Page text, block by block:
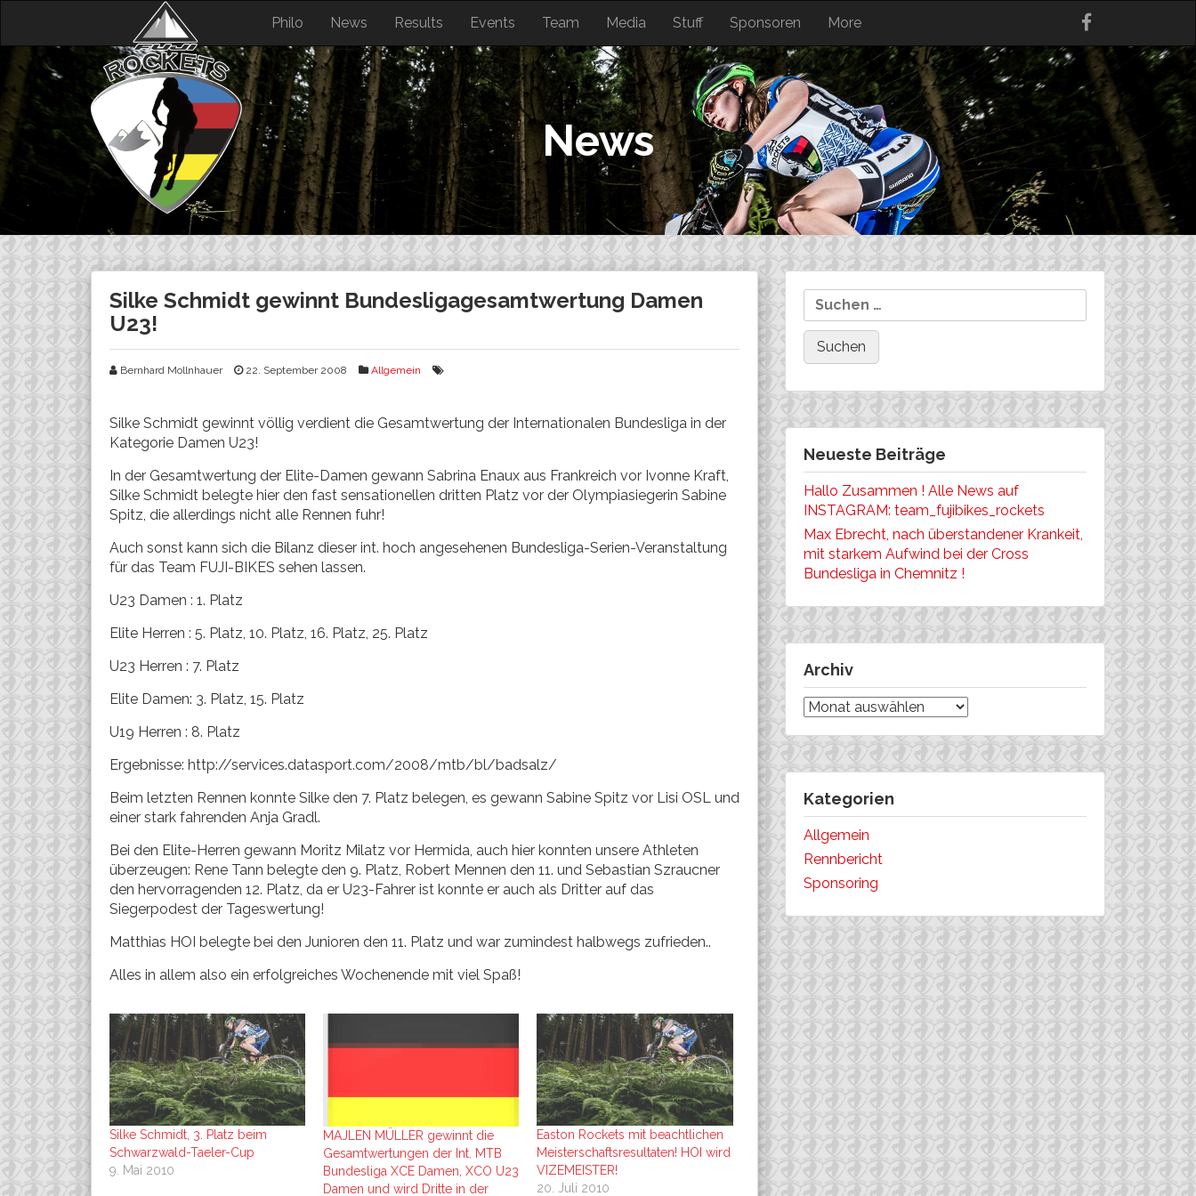
content
Philo News Results Events Team Media Stuff Sponsoren More
News
Silke Schmidt gewinnt Bundesligagesamtwertung Damen
U23!
Bernhard Mollnhauer 22. September 2008 Allgemein
Silke Schmidt gewinnt völlig verdient die Gesamtwertung der Internationalen Bundesliga in der
Kategorie Damen U23!
In der Gesamtwertung der Elite-Damen gewann Sabrina Enaux aus Frankreich vor Ivonne Kraft,
Silke Schmidt belegte hier den fast sensationellen dritten Platz vor der Olympiasiegerin Sabine
Spitz, die allerdings nicht alle Rennen fuhr!
Auch sonst kann sich die Bilanz dieser int. hoch angesehenen Bundesliga-Serien-Veranstaltung
für das Team FUJI-BIKES sehen lassen.
U23 Damen : 1. Platz
Elite Herren : 5. Platz, 10. Platz, 16. Platz, 25. Platz
U23 Herren : 7. Platz
Elite Damen: 3. Platz, 15. Platz
U19 Herren : 8. Platz
Ergebnisse: http://services.datasport.com/2008/mtb/bl/badsalz/
Beim letzten Rennen konnte Silke den 7. Platz belegen, es gewann Sabine Spitz vor Lisi OSL und
einer stark fahrenden Anja Gradl.
Bei den Elite-Herren gewann Moritz Milatz vor Hermida, auch hier konnten unsere Athleten
überzeugen: Rene Tann belegte den 9. Platz, Robert Mennen den 11. und Sebastian Szraucner
den hervorragenden 12. Platz, da er U23-Fahrer ist konnte er auch als Dritter auf das
Siegerpodest der Tageswertung!
Matthias HOI belegte bei den Junioren den 11. Platz und war zumindest halbwegs zufrieden..
Alles in allem also ein erfolgreiches Wochenende mit viel Spaß!
Silke Schmidt, 3. Platz beim
Schwarzwald-Taeler-Cup
9. Mai 2010
MAJLEN MÜLLER gewinnt die
Gesamtwertungen der Int. MTB
Bundesliga XCE Damen, XCO U23
Damen und wird Dritte in der
Easton Rockets mit beachtlichen
Meisterschaftsresultaten! HOI wird
VIZEMEISTER!
20. Juli 2010
Suchen
nach:
Neueste Beiträge
Hallo Zusammen ! Alle News auf
INSTAGRAM: team_fujibikes_rockets
Max Ebrecht, nach überstandener Krankeit,
mit starkem Aufwind bei der Cross
Bundesliga in Chemnitz !
Archiv
Archiv
Kategorien
Allgemein
Rennbericht
Sponsoring